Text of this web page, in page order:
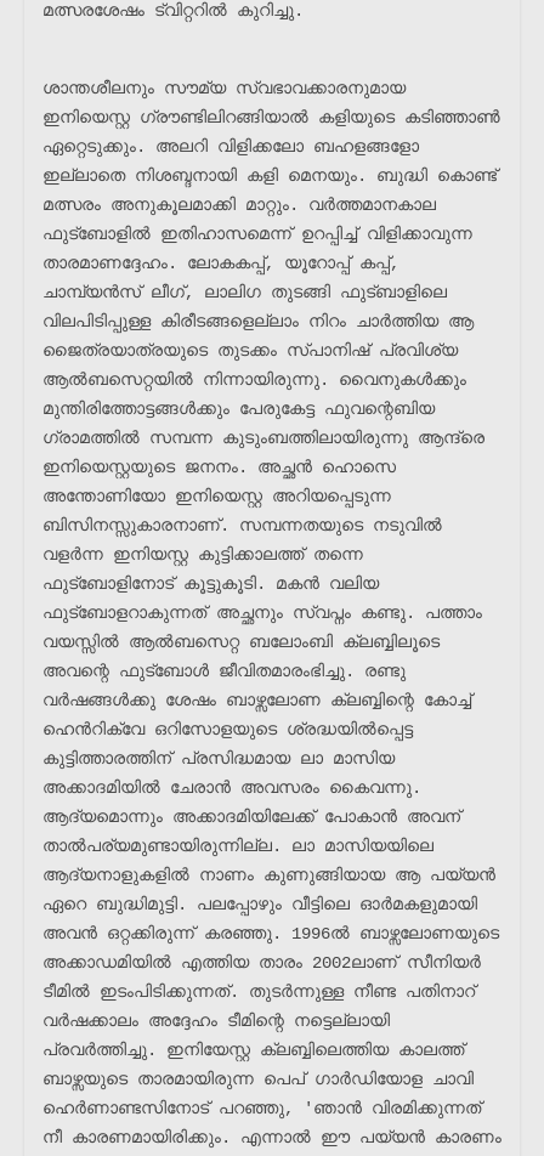
മത്സരശേഷം ട്വിറ്ററിൽ കുറിച്ചു.
ശാന്തശീലനും സൗമ്യ സ്വഭാവക്കാരനുമായ
ഇനിയെസ്റ്റ ഗ്രൗണ്ടിലിറങ്ങിയാൽ കളിയുടെ കടിഞ്ഞാൺ
ഏറ്റെടുക്കും. അലറി വിളിക്കലോ ബഹളങ്ങളോ
ഇല്ലാതെ നിശബ്ദനായി കളി മെനയും. ബുദ്ധി കൊണ്ട്
മത്സരം അനുകൂലമാക്കി മാറ്റും. വർത്തമാനകാല
ഫുട്ബോളിൽ ഇതിഹാസമെന്ന് ഉറപ്പിച്ച് വിളിക്കാവുന്ന
താരമാണദ്ദേഹം. ലോകകപ്പ്, യൂറോപ്പ് കപ്പ്,
ചാമ്പ്യൻസ് ലീഗ്, ലാലിഗ തുടങ്ങി ഫുട്ബാളിലെ
വിലപിടിപ്പുള്ള കിരീടങ്ങളെല്ലാം നിറം ചാർത്തിയ ആ
ജൈത്രയാത്രയുടെ തുടക്കം സ്പാനിഷ് പ്രവിശ്യ
ആൽബസെറ്റയിൽ നിന്നായിരുന്നു. വൈനുകൾക്കും
മുന്തിരിത്തോട്ടങ്ങൾക്കും പേരുകേട്ട ഫുവന്റെബിയ
ഗ്രാമത്തിൽ സമ്പന്ന കുടുംബത്തിലായിരുന്നു ആന്ദ്രെ
ഇനിയെസ്റ്റയുടെ ജനനം. അച്ഛൻ ഹൊസെ
അന്തോണിയോ ഇനിയെസ്റ്റ അറിയപ്പെടുന്ന
ബിസിനസ്സുകാരനാണ്. സമ്പന്നതയുടെ നടുവിൽ
വളർന്ന ഇനിയസ്റ്റ കുട്ടിക്കാലത്ത് തന്നെ
ഫുട്ബോളിനോട് കൂട്ടുകൂടി. മകൻ വലിയ
ഫുട്ബോളറാകുന്നത് അച്ഛനും സ്വപ്നം കണ്ടു. പത്താം
വയസ്സിൽ ആൽബസെറ്റ ബലോംബി ക്ലബ്ബിലൂടെ
അവന്റെ ഫുട്ബോൾ ജീവിതമാരംഭിച്ചു. രണ്ടു
വർഷങ്ങൾക്കു ശേഷം ബാഴ്സലോണ ക്ലബ്ബിന്റെ കോച്ച്
ഹെൻറിക്വേ ഒറിസോളയുടെ ശ്രദ്ധയിൽപ്പെട്ട
കുട്ടിത്താരത്തിന് പ്രസിദ്ധമായ ലാ മാസിയ
അക്കാദമിയിൽ ചേരാൻ അവസരം കൈവന്നു.
ആദ്യമൊന്നും അക്കാദമിയിലേക്ക് പോകാൻ അവന്
താൽപര്യമുണ്ടായിരുന്നില്ല. ലാ മാസിയയിലെ
ആദ്യനാളുകളിൽ നാണം കുണുങ്ങിയായ ആ പയ്യൻ
ഏറെ ബുദ്ധിമുട്ടി. പലപ്പോഴും വീട്ടിലെ ഓർമകളുമായി
അവൻ ഒറ്റക്കിരുന്ന് കരഞ്ഞു. 1996ൽ ബാഴ്സലോണയുടെ
അക്കാഡമിയിൽ എത്തിയ താരം 2002ലാണ് സീനിയർ
ടീമിൽ ഇടംപിടിക്കുന്നത്. തുടർന്നുള്ള നീണ്ട പതിനാറ്
വർഷക്കാലം അദ്ദേഹം ടീമിന്റെ നട്ടെല്ലായി
പ്രവർത്തിച്ചു. ഇനിയേസ്റ്റ ക്ലബ്ബിലെത്തിയ കാലത്ത്
ബാഴ്സയുടെ താരമായിരുന്ന പെപ് ഗാർഡിയോള ചാവി
ഹെർണാണ്ടസിനോട് പറഞ്ഞു, 'ഞാൻ വിരമിക്കുന്നത്
നീ കാരണമായിരിക്കും. എന്നാൽ ഈ പയ്യൻ കാരണം